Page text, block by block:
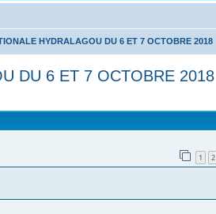
HYDRALAGOU DU 6 ET 7 OCTOBRE 2018
DU 6 ET 7 OCTOBRE 2018
1 2